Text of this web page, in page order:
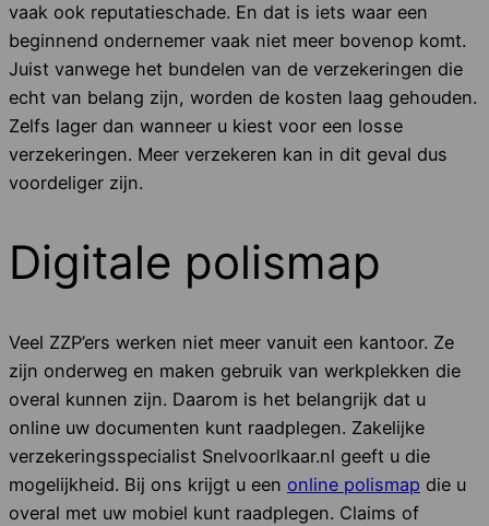
vaak ook reputatieschade. En dat is iets waar een
beginnend ondernemer vaak niet meer bovenop komt.
Juist vanwege het bundelen van de verzekeringen die
echt van belang zijn, worden de kosten laag gehouden.
Zelfs lager dan wanneer u kiest voor een losse
verzekeringen. Meer verzekeren kan in dit geval dus
voordeliger zijn.
Digitale polismap
Veel ZZP’ers werken niet meer vanuit een kantoor. Ze
zijn onderweg en maken gebruik van werkplekken die
overal kunnen zijn. Daarom is het belangrijk dat u
online uw documenten kunt raadplegen. Zakelijke
verzekeringsspecialist Snelvoorlkaar.nl geeft u die
mogelijkheid. Bij ons krijgt u een online polismap die u
overal met uw mobiel kunt raadplegen. Claims of